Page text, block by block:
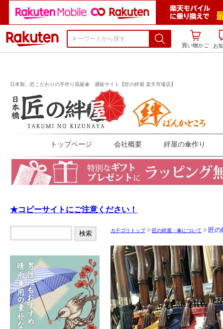
楽天市場
買い物かご
お
日本製。匠こだわりの手作り高級傘 通販サイト【匠の絆屋 楽天市場店】
トップページ 会社概要 絆屋の傘作り
★コピーサイトにご注意ください！
カテゴリトップ> 匠の絆屋・傘について > 匠の